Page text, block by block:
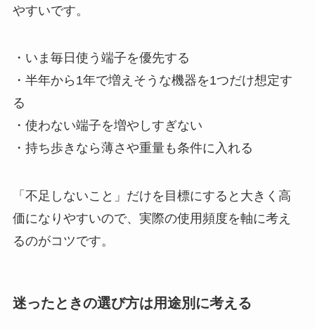
やすいです。
・いま毎日使う端子を優先する
・半年から1年で増えそうな機器を1つだけ想定す
る
・使わない端子を増やしすぎない
・持ち歩きなら薄さや重量も条件に入れる
「不足しないこと」だけを目標にすると大きく高
価になりやすいので、実際の使用頻度を軸に考え
るのがコツです。
迷ったときの選び方は用途別に考える